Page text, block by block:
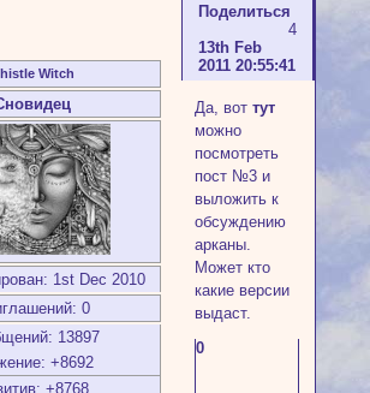
Поделиться
4
13th Feb
2011 20:55:41
Witch
: 1st Dec 2010
0
13897
+8692
+8768
Да, вот тут
можно
посмотреть
пост №3 и
выложить к
обсуждению
арканы.
Может кто
какие версии
выдаст.
0